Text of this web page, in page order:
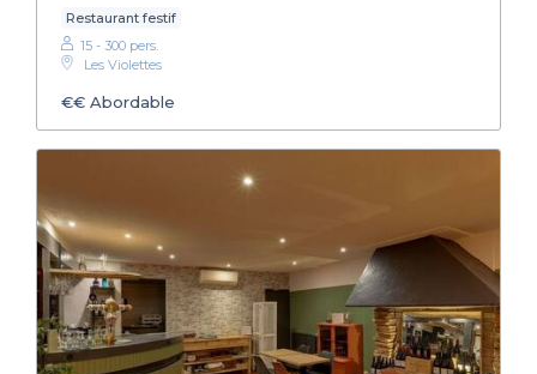
Restaurant festif
15 - 300 pers.
Les Violettes
€€ Abordable